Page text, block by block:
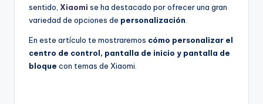
sentido, Xiaomi se ha destacado por ofrecer una gran
variedad de opciones de personalización
En este artículo te mostraremos cómo personalizar el
centro de control, pantalla de inicio y pantalla de
bloque con temas de Xiaomi.